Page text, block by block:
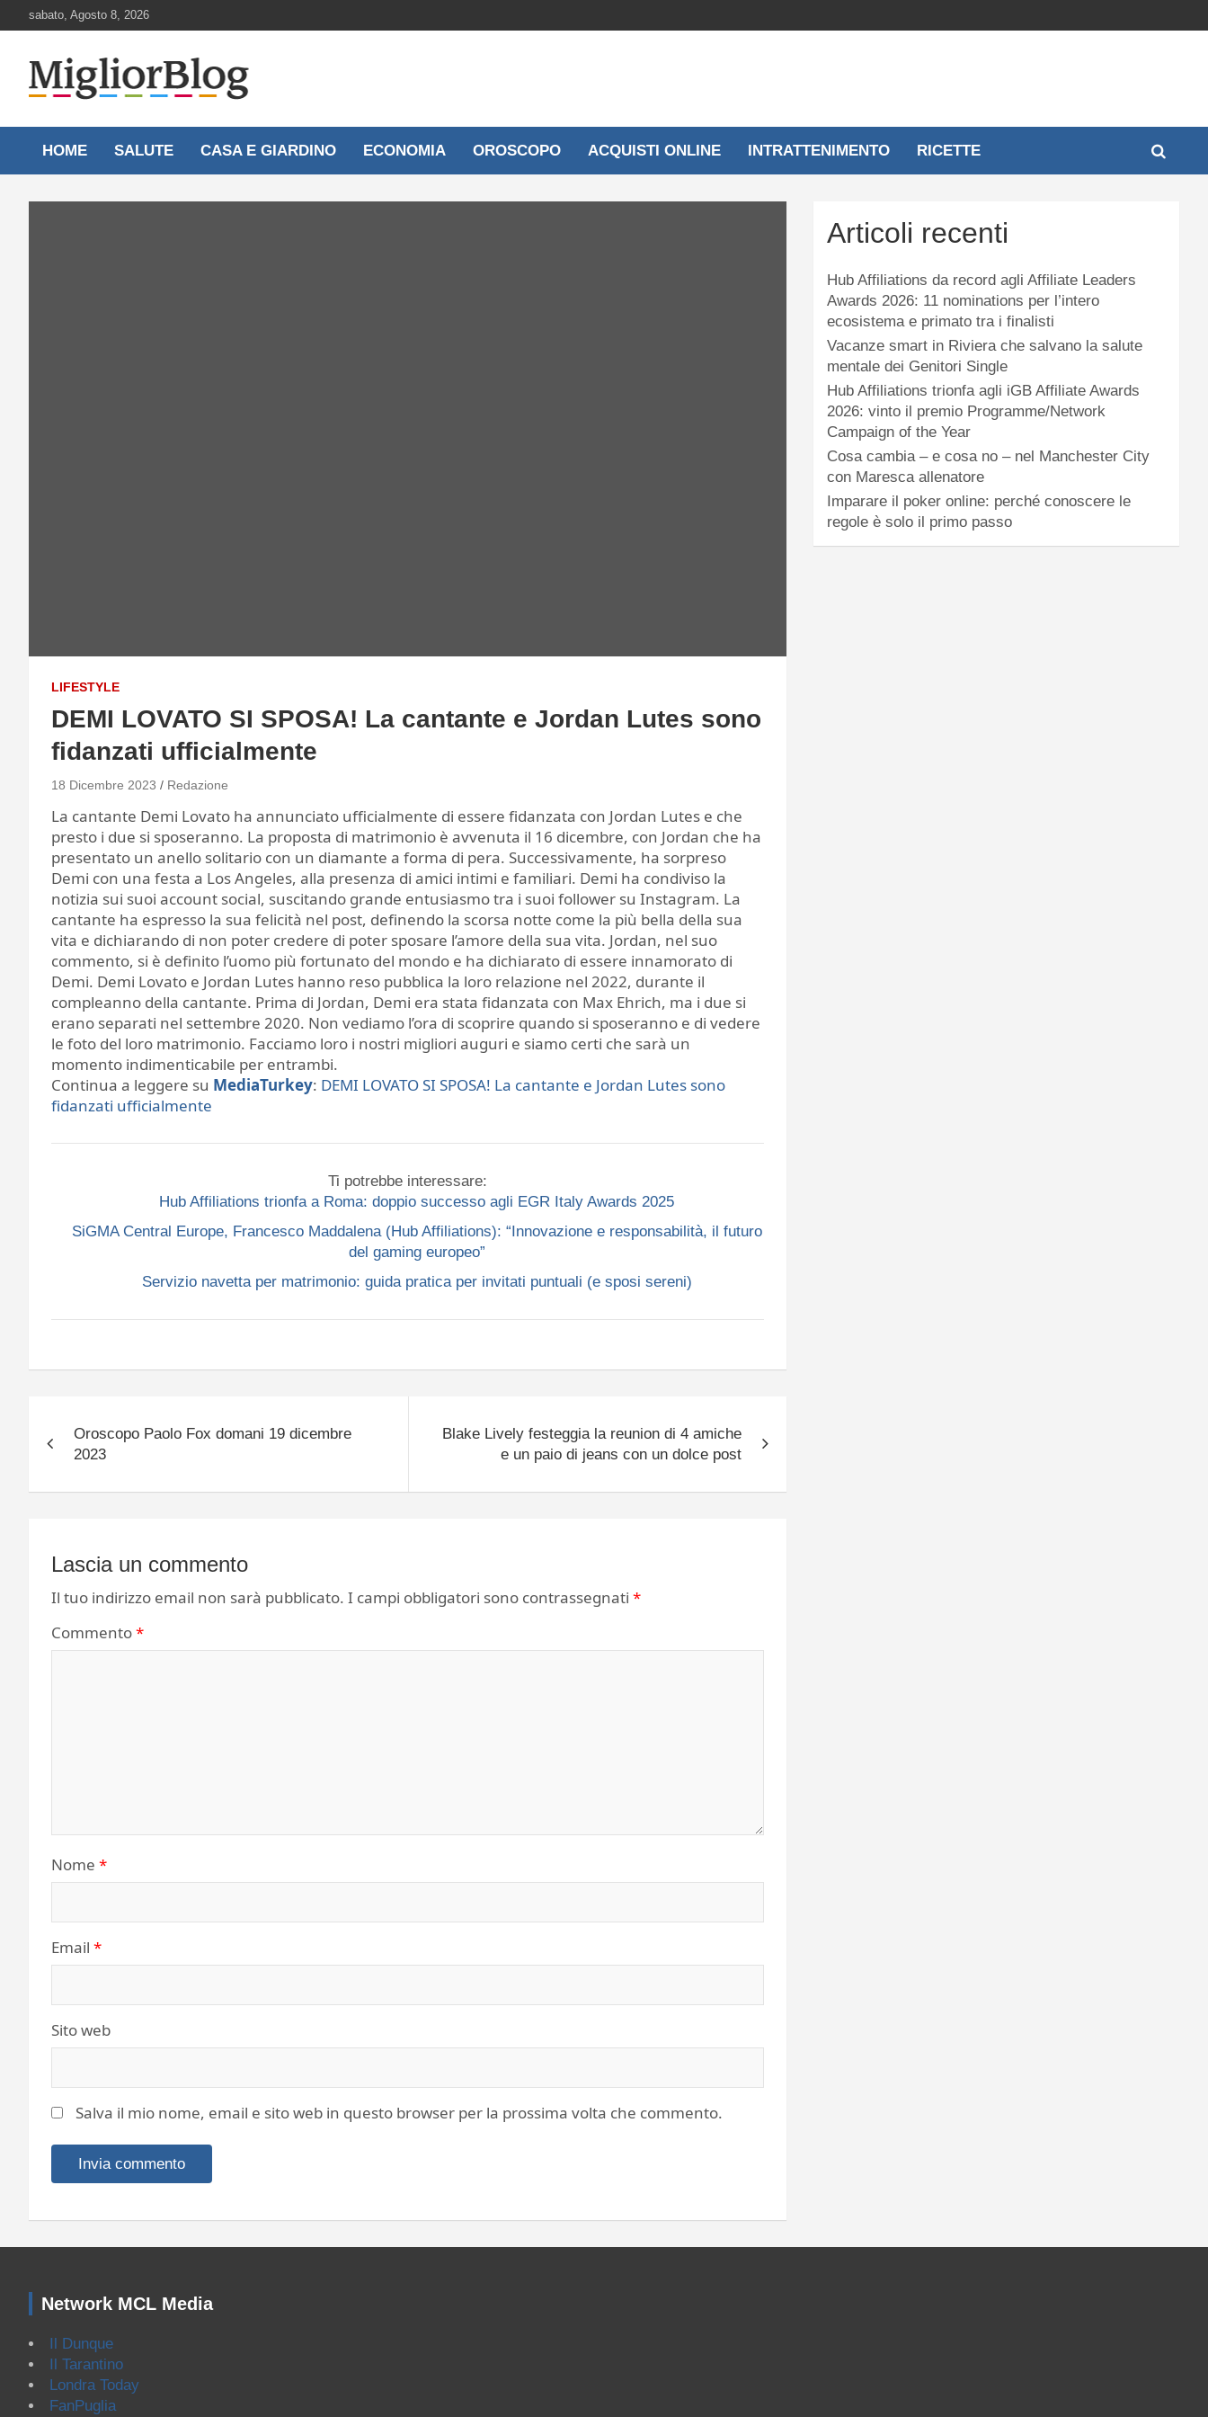
to
sabato, Agosto 8, 2026
MigliorBlog.it
HOME SALUTE CASA E GIARDINO ECONOMIA OROSCOPO ACQUISTI ONLINE INTRATTENIMENTO RICETTE
LIFESTYLE
DEMI LOVATO SI SPOSA! La cantante e Jordan Lutes sono
fidanzati ufficialmente
18 Dicembre 2023 Redazione
La cantante Demi Lovato ha annunciato ufficialmente di essere fidanzata con Jordan Lutes e che
presto i due si sposeranno. La proposta di matrimonio è avvenuta il 16 dicembre, con Jordan che ha
presentato un anello solitario con un diamante a forma di pera. Successivamente, ha sorpreso
Demi con una festa a Los Angeles, alla presenza di amici intimi e familiari. Demi ha condiviso la
notizia sui suoi account social, suscitando grande entusiasmo tra i suoi follower su Instagram. La
cantante ha espresso la sua felicità nel post, definendo la scorsa notte come la più bella della sua
vita e dichiarando di non poter credere di poter sposare l’amore della sua vita. Jordan, nel suo
commento, si è definito l’uomo più fortunato del mondo e ha dichiarato di essere innamorato di
Demi. Demi Lovato e Jordan Lutes hanno reso pubblica la loro relazione nel 2022, durante il
compleanno della cantante. Prima di Jordan, Demi era stata fidanzata con Max Ehrich, ma i due si
erano separati nel settembre 2020. Non vediamo l’ora di scoprire quando si sposeranno e di vedere
le foto del loro matrimonio. Facciamo loro i nostri migliori auguri e siamo certi che sarà un
momento indimenticabile per entrambi.
Continua a leggere su MediaTurkey: DEMI LOVATO SI SPOSA! La cantante e Jordan Lutes sono
fidanzati ufficialmente
Ti potrebbe interessare:
Hub Affiliations trionfa a Roma: doppio successo agli EGR Italy Awards 2025
SiGMA Central Europe, Francesco Maddalena (Hub Affiliations): “Innovazione e responsabilità, il futuro
del gaming europeo”
Servizio navetta per matrimonio: guida pratica per invitati puntuali (e sposi sereni)
articoli
Oroscopo Paolo Fox domani 19 dicembre
2023
Blake Lively festeggia la reunion di 4 amiche
e un paio di jeans con un dolce post
Lascia un commento
Il tuo indirizzo email non sarà pubblicato. I campi obbligatori sono contrassegnati *
Commento*
Nome *
Email *
Sito web
Salva il mio nome, email e sito web in questo browser per la prossima volta che commento.
Articoli recenti
Hub Affiliations da record agli Affiliate Leaders
Awards 2026: 11 nominations per l’intero
ecosistema e primato tra i finalisti
Vacanze smart in Riviera che salvano la salute
mentale dei Genitori Single
Hub Affiliations trionfa agli iGB Affiliate Awards
2026: vinto il premio Programme/Network
Campaign of the Year
Cosa cambia – e cosa no – nel Manchester City
con Maresca allenatore
Imparare il poker online: perché conoscere le
regole è solo il primo passo
Network MCL Media
Il Dunque
Il Tarantino
Londra Today
FanPuglia